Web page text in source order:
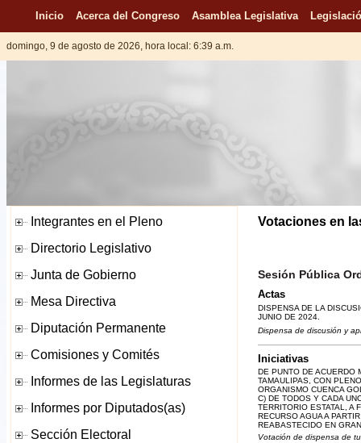
Inicio Acerca del Congreso Asamblea Legislativa
domingo, 9 de agosto de 2026, hora local: 6:39 a.m.
Votaciones en
Sesión Pública
Actas
DISPENSA DE LA
JUNIO DE 2024.
Dispensa de discusión y
Iniciativas
DE PUNTO DE ACUERDO
TAMAULIPAS, CON
ORGANISMO CUENCA
C) DE TODOS Y CADA
TERRITORIO ESTATAL, A
RECURSO AGUA A
REABASTECIDO EN
Votación de dispensa de